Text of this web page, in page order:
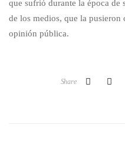
que sufrió durante la época de
de los medios, que la
opinión pública.
Share